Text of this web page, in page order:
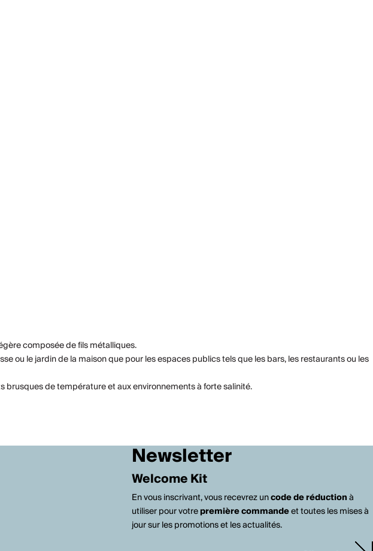
composée de fils métalliques.
ou le jardin de la maison que pour les espaces publics tels que les bars, les restaurants ou les
de température et aux environnements à forte salinité.
Newsletter
Welcome Kit
En vous inscrivant, vous recevrez uncode de réductionà
utiliser pour votrepremière commandeet toutes les mises à
jour sur les promotions et les actualités.